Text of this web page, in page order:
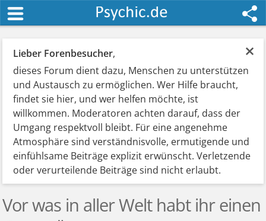
×
Lieber Forenbesucher,
dieses Forum dient dazu, Menschen zu unterstützen
und Austausch zu ermöglichen. Wer Hilfe braucht,
findet sie hier, und wer helfen möchte, ist
willkommen. Moderatoren achten darauf, dass der
Umgang respektvoll bleibt. Für eine angenehme
Atmosphäre sind verständnisvolle, ermutigende und
einfühlsame Beiträge explizit erwünscht. Verletzende
oder verurteilende Beiträge sind nicht erlaubt.
Vor was in aller Welt habt ihr einen